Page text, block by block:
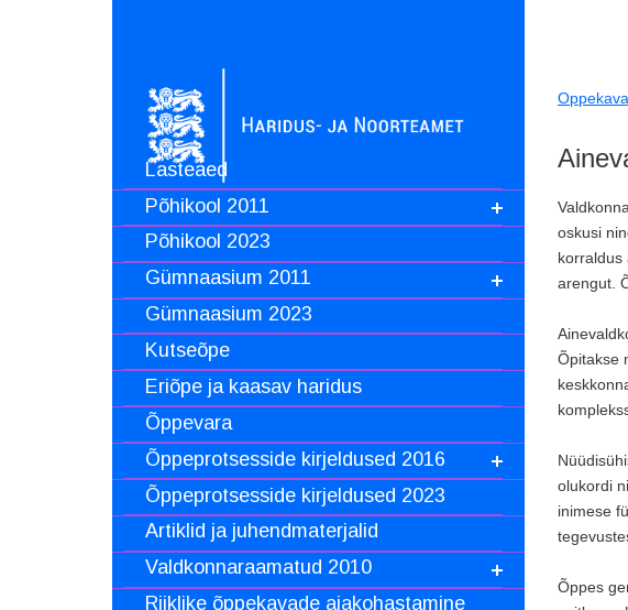
Lasteaed
Põhikool 2011
Põhikool 2023
Gümnaasium 2011
Gümnaasium 2023
Kutseõpe
Eriõpe ja kaasav haridus
Õppevara
Õppeprotsesside kirjeldused 2016
Õppeprotsesside kirjeldused 2023
Artiklid ja juhendmaterjalid
Valdkonnaraamatud 2010
Riiklike õppekavade ajakohastamine
oskusi
korraldus
arengut.
Õpitakse
olukordi
inimese
Õppes